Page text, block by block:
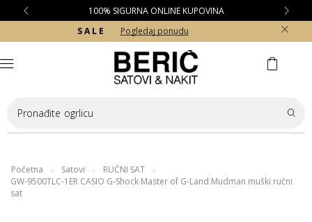
100% SIGURNA ONLINE KUPOVINA
S A L E
Pogledaj ponudu
Pronađite ogrlicu
Početna / Satovi / RUČNI SAT /
GW-9500TLC-1ER CASIO G-Shock Master of G-Land Mudman muški ručni
sat